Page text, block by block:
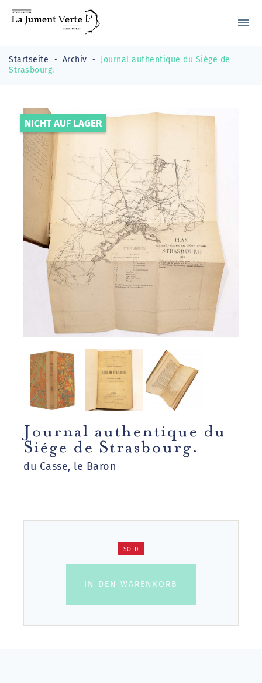
menu
Startseite Archiv
Journal authentique du Siége de
Strasbourg.
NICHT AUF LAGER
Journal authentique du
Siége de Strasbourg.
du Casse, le Baron
SOLD
IN DEN WARENKORB